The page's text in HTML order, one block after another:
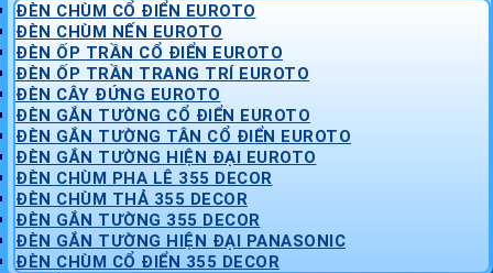
ĐÈN CHÙM CỔ ĐIỂN EUROTO
ĐÈN CHÙM NẾN EUROTO
ĐÈN ỐP TRẦN CỔ ĐIỂN EUROTO
ĐÈN ỐP TRẦN TRANG TRÍ EUROTO
ĐÈN CÂY ĐỨNG EUROTO
ĐÈN GẮN TƯỜNG CỔ ĐIỂN EUROTO
ĐÈN GẮN TƯỜNG TÂN CỔ ĐIỂN EUROTO
ĐÈN GẮN TƯỜNG HIỆN ĐẠI EUROTO
ĐÈN CHÙM PHA LÊ 355 DECOR
ĐÈN CHÙM THẢ 355 DECOR
ĐÈN GẮN TƯỜNG 355 DECOR
ĐÈN GẮN TƯỜNG HIỆN ĐẠI PANASONIC
ĐÈN CHÙM CỔ ĐIỂN 355 DECOR